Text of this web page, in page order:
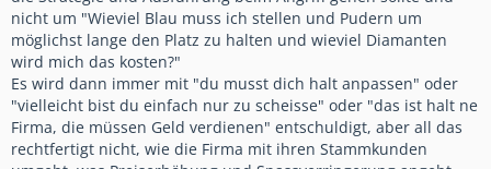
nicht um "Wieviel Blau muss ich stellen und Pudern um
möglichst lange den Platz zu halten und wieviel Diamanten
wird mich das kosten?"
Es wird dann immer mit "du musst dich halt anpassen" oder
"vielleicht bist du einfach nur zu scheisse" oder "das ist halt ne
Firma, die müssen Geld verdienen" entschuldigt, aber all das
rechtfertigt nicht, wie die Firma mit ihren Stammkunden